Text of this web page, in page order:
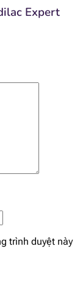
1.1
225
Expert
trình duyệt này